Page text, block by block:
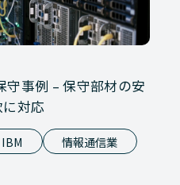
事例 – 保守部材の安
対応
IBM
情報通信業